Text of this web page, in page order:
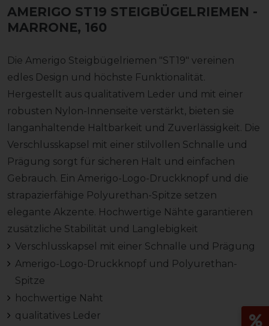
AMERIGO ST19 STEIGBÜGELRIEMEN -
MARRONE, 160
Die Amerigo Steigbügelriemen "ST19" vereinen
edles Design und höchste Funktionalität.
Hergestellt aus qualitativem Leder und mit einer
robusten Nylon-Innenseite verstärkt, bieten sie
langanhaltende Haltbarkeit und Zuverlässigkeit. Die
Verschlusskapsel mit einer stilvollen Schnalle und
Prägung sorgt für sicheren Halt und einfachen
Gebrauch. Ein Amerigo-Logo-Druckknopf und die
strapazierfähige Polyurethan-Spitze setzen
elegante Akzente. Hochwertige Nähte garantieren
zusätzliche Stabilität und Langlebigkeit
Verschlusskapsel mit einer Schnalle und Prägung
Amerigo-Logo-Druckknopf und Polyurethan-
Spitze
hochwertige Naht
qualitatives Leder